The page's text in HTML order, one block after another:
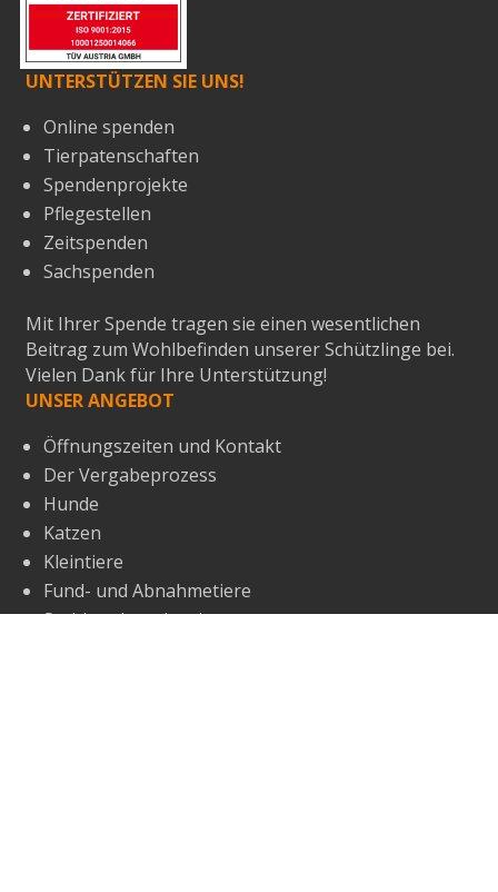
UNTERSTÜTZEN SIE UNS!
Online spenden
Tierpatenschaften
Spendenprojekte
Pflegestellen
Zeitspenden
Sachspenden
Mit Ihrer Spende tragen sie einen wesentlichen
Beitrag zum Wohlbefinden unserer Schützlinge bei.
Vielen Dank für Ihre Unterstützung!
UNSER ANGEBOT
Öffnungszeiten und Kontakt
Der Vergabeprozess
Hunde
Katzen
Kleintiere
Fund- und Abnahmetiere
Sachkundenachweis